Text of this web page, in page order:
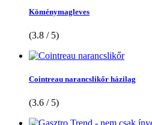
Köménymagleves
(3.8 / 5)
Cointreau narancslikőr házilag
(3.6 / 5)